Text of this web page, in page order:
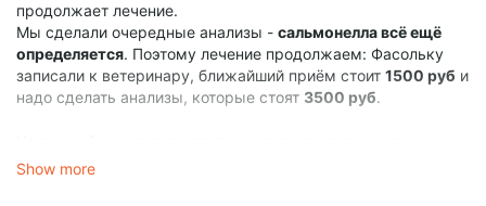
продолжает лечение.
Мы сделали очередные анализы - сальмонелла всё ещё
определяется. Поэтому лечение продолжаем: Фасольку
записали к ветеринару, ближайший приём стоит 1500 руб и
надо сделать анализы, которые стоят 3500 руб.
•3500 руб
Show more